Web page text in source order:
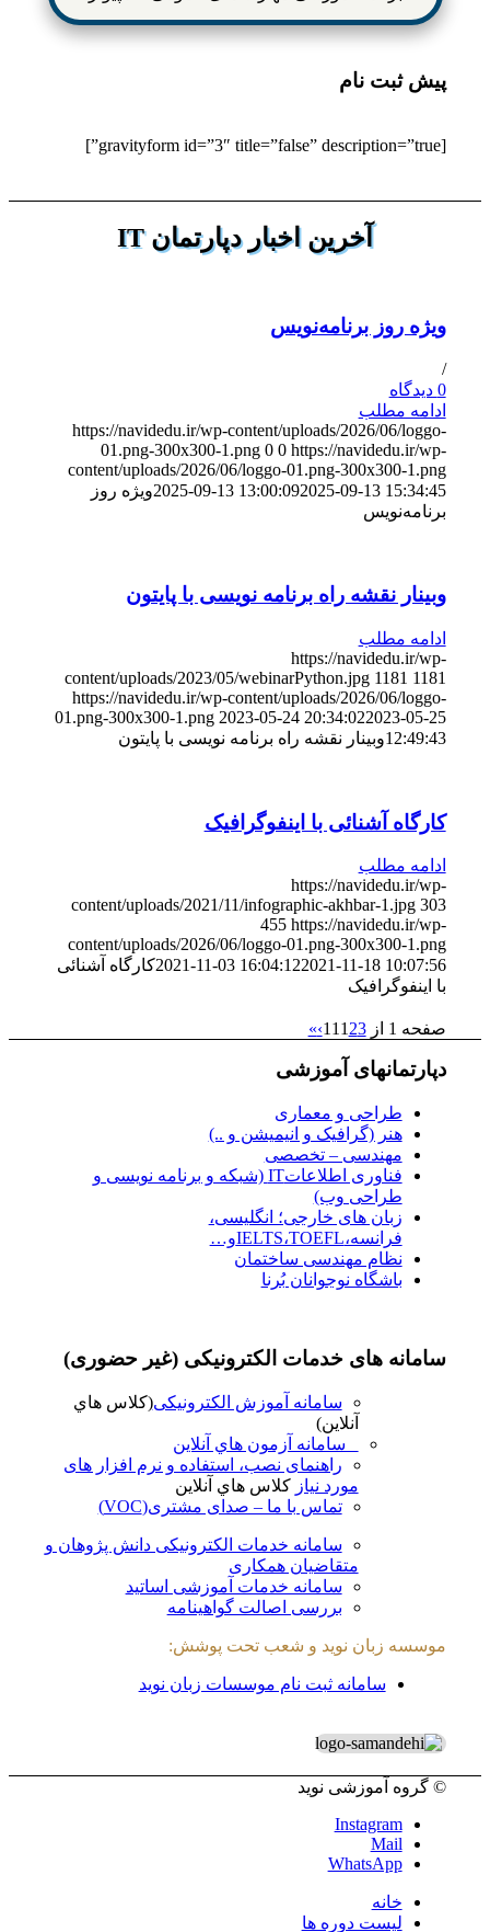
پیش ثبت نام
[gravityform id=”3″ title=”false” description=”true”]
آخرین اخبار دپارتمان IT
ویژه روز برنامه‌نویس
/
0 دیدگاه
ادامه مطلب
https://navidedu.ir/wp-content/uploads/2026/06/loggo-
01.png-300x300-1.png 0 0 https://navidedu.ir/wp-
content/uploads/2026/06/loggo-01.png-300x300-1.png
2025-09-13 13:00:092025-09-13 15:34:45
ویژه روز
برنامه‌نویس
وبینار نقشه راه برنامه نویسی با پایتون
ادامه مطلب
https://navidedu.ir/wp-
content/uploads/2023/05/webinarPython.jpg 1181 1181
https://navidedu.ir/wp-content/uploads/2026/06/loggo-
01.png-300x300-1.png 2023-05-24 20:34:022023-05-25
12:49:43وبینار نقشه راه برنامه نویسی با پایتون
کارگاه آشنائی با اینفوگرافیک
ادامه مطلب
https://navidedu.ir/wp-
content/uploads/2021/11/infographic-akhbar-1.jpg 303
455 https://navidedu.ir/wp-
content/uploads/2026/06/loggo-01.png-300x300-1.png
2021-11-03 16:04:122021-11-18 10:07:56
کارگاه آشنائی
با اینفوگرافیک
صفحه 1 از 11 123
›
»
دپارتمانهای آموزشی
طراحی و معماری
هنر (گرافیک و انیمیشن و ..)
مهندسی – تخصصی
فناوری اطلاعاتIT (شبکه و برنامه نویسی و
طراحی وب)
زبان های خارجی؛ انگلیسی،
فرانسه،IELTS،TOEFLو…
نظام مهندسی ساختمان
باشگاه نوجوانان بُرنا
سامانه های خدمات الکترونیکی (غیر حضوری)
سامانه آموزش الکترونیکی(کلاس هاي
آنلاين)
سامانه آزمون هاي آنلاين
راهنمای نصب، استفاده و نرم افزار های
مورد نیاز کلاس هاي آنلاين
تماس با ما – صدای مشتری(VOC)
سامانه خدمات الکترونیکی دانش پژوهان و
متقاضیان همکاری
سامانه خدمات آموزشی اساتید
بررسی اصالت گواهینامه
موسسه زبان نوید و شعب تحت پوشش:
سامانه ثبت نام موسسات زبان نوید
© گروه آموزشی نوید
Instagram
Mail
WhatsApp
خانه
لیست دوره ها